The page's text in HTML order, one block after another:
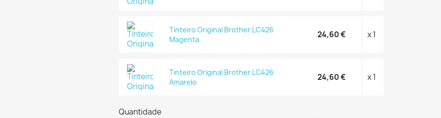
Tinteiro Original Brother LC426
Magenta
24,60 € x 1
Tinteiro Original Brother LC426
Amarelo
24,60 € x 1
Quantidade